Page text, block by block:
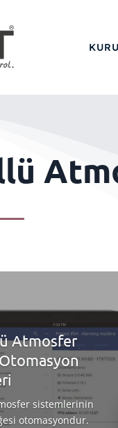
Atmosfer
sistemlerinin
otomasyondur.